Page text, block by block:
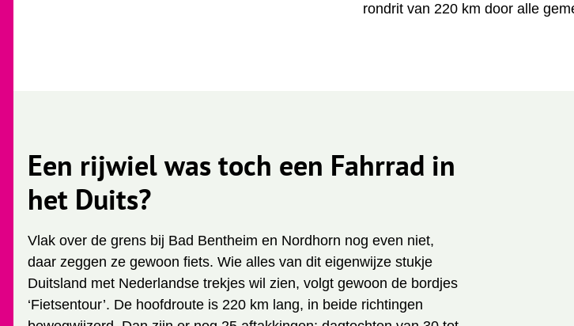
rondrit van 220 km door alle
Een rijwiel was toch een Fahrrad in
het Duits?
Vlak over de grens bij Bad Bentheim en Nordhorn nog even niet,
daar zeggen ze gewoon fiets. Wie alles van dit eigenwijze stukje
Duitsland met Nederlandse trekjes wil zien, volgt gewoon de bordjes
‘Fietsentour’. De hoofdroute is 220 km lang, in beide richtingen